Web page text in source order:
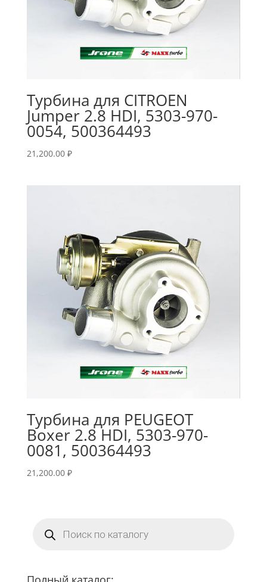
Турбина для CITROEN
Jumper 2.8 HDI, 5303-970-
0054, 500364493
21,200.00 ₽
Турбина для PEUGEOT
Boxer 2.8 HDI, 5303-970-
0081, 500364493
21,200.00 ₽
товаров